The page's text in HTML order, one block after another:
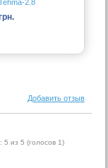
2.8
Добавить отзыв
5 из 5 (голосов 1)